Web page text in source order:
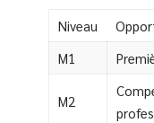
Niveau
M1
M2